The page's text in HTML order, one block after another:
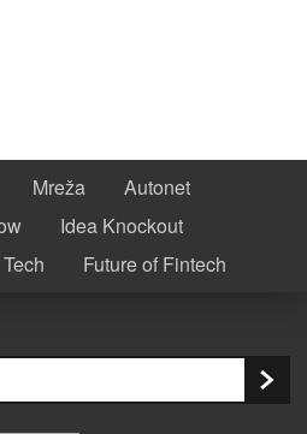
Mreža
Autonet
Idea Knockout
Future of Fintech